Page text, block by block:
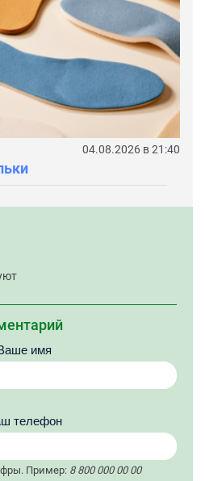
04.08.2026 в 21:40
имя
телефон
Пример: 8 800 000 00 00